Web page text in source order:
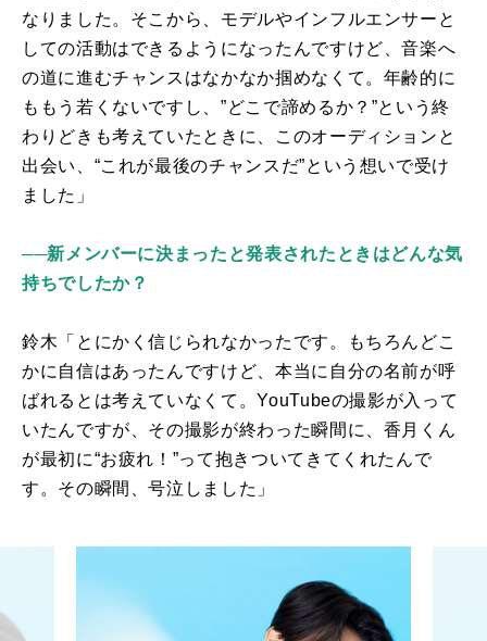
なりました。そこから、モデルやインフルエンサーと
しての活動はできるようになったんですけど、音楽へ
の道に進むチャンスはなかなか掴めなくて。年齢的に
ももう若くないですし、”どこで諦めるか？”という終
わりどきも考えていたときに、このオーディションと
出会い、“これが最後のチャンスだ”という想いで受け
ました」
──新メンバーに決まったと発表されたときはどんな気
持ちでしたか？
鈴木「とにかく信じられなかったです。もちろんどこ
かに自信はあったんですけど、本当に自分の名前が呼
ばれるとは考えていなくて。YouTubeの撮影が入って
いたんですが、その撮影が終わった瞬間に、香月くん
が最初に“お疲れ！”って抱きついてきてくれたんで
す。その瞬間、号泣しました」